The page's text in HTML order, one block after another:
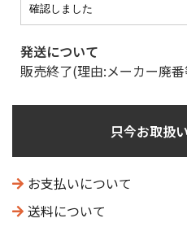
発送について
販売終了(理由:メーカー廃
只今お取扱
お支払いについて
送料について